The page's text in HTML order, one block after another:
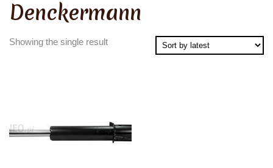
Denckermann
Showing the single result